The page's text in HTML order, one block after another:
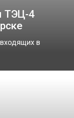
ТЭЦ-4
в